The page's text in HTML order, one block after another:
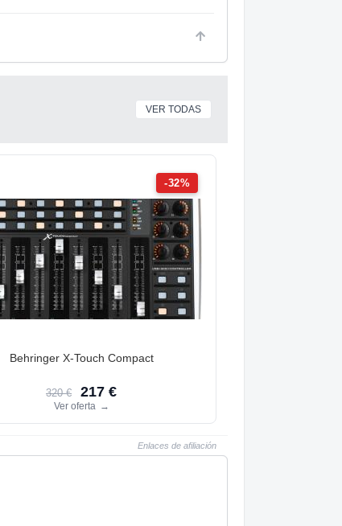
VER TODAS
-32%
Behringer X-Touch Compact
320 € 217 €
Ver oferta →
Enlaces de afiliación